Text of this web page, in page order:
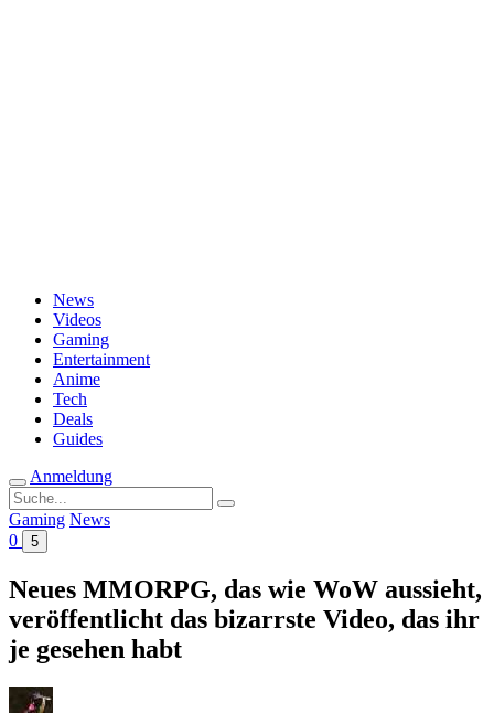
News
Videos
Gaming
Entertainment
Anime
Tech
Deals
Guides
Anmeldung
Suche
nach:
Gaming News
0
5
Neues MMORPG, das wie WoW aussieht,
veröffentlicht das bizarrste Video, das ihr
je gesehen habt